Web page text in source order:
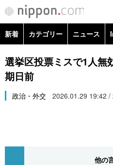
カテゴリー
経済・ビジネス
トップ
In-depth
新着 カテゴリー ニュース
政治・外交
経済・ビジネス
選挙区投票ミスで1人
期日前
政治・外交 2026.01.29 19:42
他の